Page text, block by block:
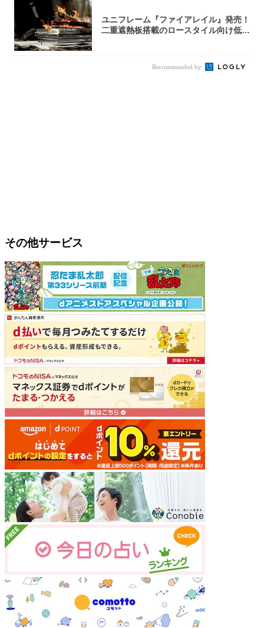
ユニフレーム『ファイアレイル』発売！
二重遮熱板搭載のロースタイル向け低型
Recommended by
その他サービス